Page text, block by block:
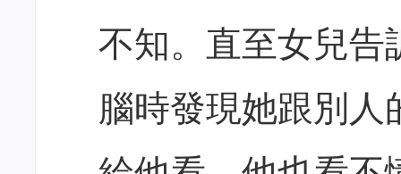
不知。直至女兒告
腦時發現她跟別人